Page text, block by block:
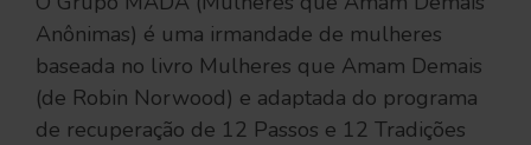
Anônimas) é uma irmandade de mulheres
baseada no livro Mulheres que Amam Demais
(de Robin Norwood) e adaptada do programa
de recuperação de 12 Passos e 12 Tradições